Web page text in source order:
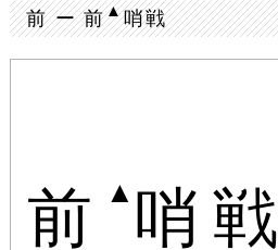
前 ー 前▲哨戦
前 ▲ 哨戦